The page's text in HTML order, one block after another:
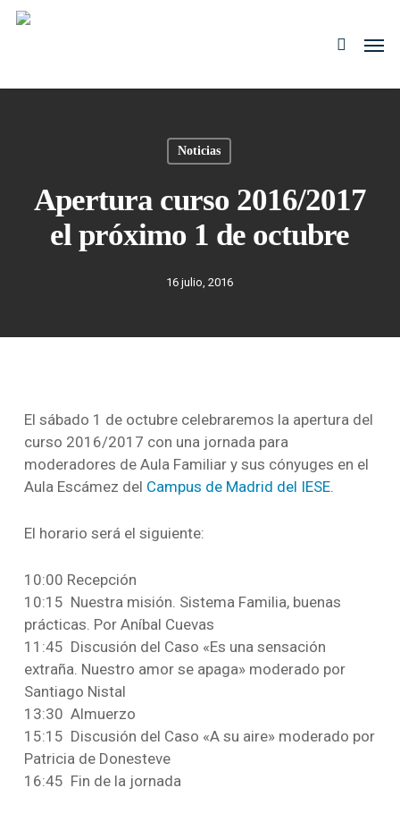
Skip
search
Noticias
Apertura curso 2016/2017
el próximo 1 de octubre
16 julio, 2016
El sábado 1 de octubre celebraremos la apertura del
curso 2016/2017 con una jornada para
moderadores de Aula Familiar y sus cónyuges en el
Aula Escámez del Campus de Madrid del IESE.
El horario será el siguiente:
10:00 Recepción
10:15 Nuestra misión. Sistema Familia, buenas
prácticas. Por Aníbal Cuevas
11:45 Discusión del Caso «Es una sensación
extraña. Nuestro amor se apaga» moderado por
Santiago Nistal
13:30 Almuerzo
15:15 Discusión del Caso «A su aire» moderado por
Patricia de Donesteve
16:45 Fin de la jornada